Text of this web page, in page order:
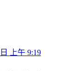
上午 9:19